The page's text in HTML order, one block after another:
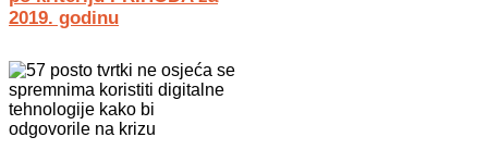
2019. godinu